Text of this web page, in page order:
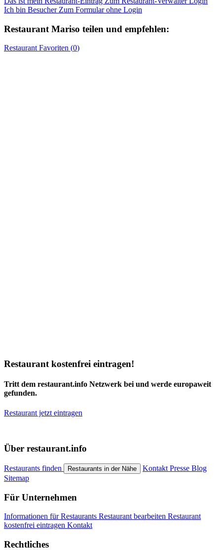
Ich bin Besucher Zum Formular ohne Login
Restaurant Mariso teilen und empfehlen:
Restaurant Favoriten (0)
Restaurant kostenfrei eintragen!
Tritt dem restaurant.info Netzwerk bei und werde europaweit
gefunden.
Restaurant jetzt eintragen
Über restaurant.info
Restaurants finden Restaurants in der Nähe Kontakt Presse Blog
Sitemap
Für Unternehmen
Informationen für Restaurants Restaurant bearbeiten Restaurant
kostenfrei eintragen Kontakt
Rechtliches